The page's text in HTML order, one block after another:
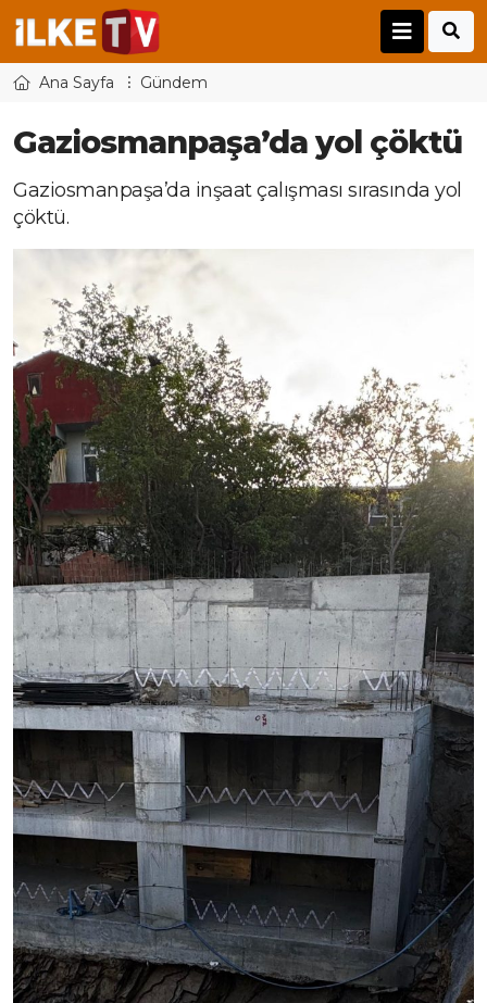
Ana Sayfa Gündem
Gaziosmanpaşa’da yol çöktü
Gaziosmanpaşa’da inşaat çalışması sırasında yol
çöktü.